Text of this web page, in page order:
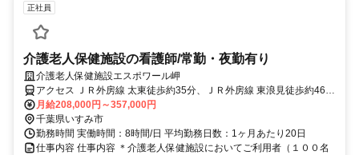
正社員
介護老人保健施設の看護師/常勤・夜勤有り
介護老人保健施設エスポワール岬
アクセス ＪＲ外房線 太東徒歩約35分、ＪＲ外房線 東浪見徒歩約46
分、ＪＲ外房線 長者町徒歩約54分
月給208,000円～357,000円
千葉県いすみ市
勤務時間 実働時間：8時間/日 平均勤務日数：1ヶ月あたり20日
仕事内容 仕事内容 ＊介護老人保健施設においてご利用者（１００名